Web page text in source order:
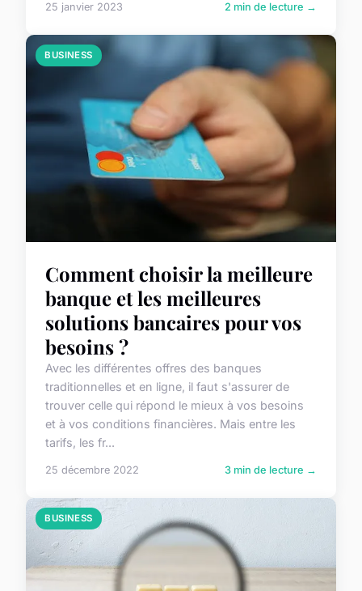
25 janvier 2023 2 min de lecture →
BUSINESS
Comment choisir la meilleure
banque et les meilleures
solutions bancaires pour vos
besoins ?
Avec les différentes offres des banques
traditionnelles et en ligne, il faut s'assurer de
trouver celle qui répond le mieux à vos besoins
et à vos conditions financières. Mais entre les
tarifs, les fr...
25 décembre 2022 3 min de lecture →
BUSINESS